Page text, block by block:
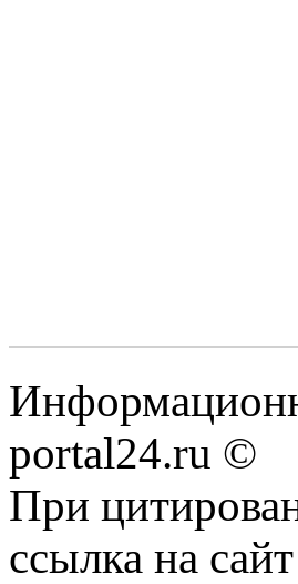
portal24.ru ©
При
ссылка на